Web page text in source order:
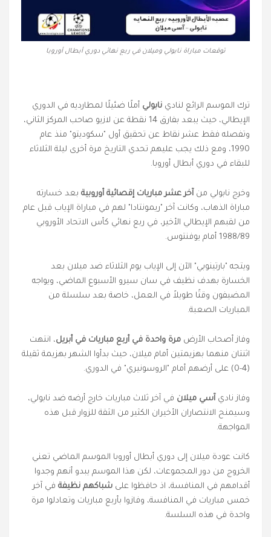
توقعات مباراة نابولي وميلان في ربع نهائي دوري أبطال أوروبا
ترك الموسم الرائع لنادي نابولي أملًا ضئيلًا لمطارديه في الدوري
الإيطالي، حيث يبعد بفارق 14 نقطة عن لازيو صاحب المركز الثاني،
وتفصله فقط عشر نقاط عن تحقيق أول "سكوديتو" منذ عام
1990، ومع ذلك يجب عليهم تحدي التاريخ مرة أخرى ليلة الثلاثاء
للبقاء في دوري أبطال أوروبا.
وخرج نابولي من آخر عشر مباريات إقصائية أوروبية بعد خسارته
مباراة الذهاب، وكانت آخر "ريمونتادا" لهم في مباراة الإياب قبل عام
من لقبهم الإيطالي الأخير، في ربع نهائي كأس الاتحاد الأوروبي
1988/89 أمام يوفنتوس.
ويتجه "بارتينوبي" الآن إلى الإياب يوم الثلاثاء ضد ميلان بعد
الخسارة بهدف نظيف في سان سيرو الأسبوع الماضي، ويواجه
المضيفون وقتًا طويلاً في العمل، خاصة بعد سلسلة من
المباريات الصعبة.
وفاز أصحاب الأرض مرة واحدة في أربع مباريات في أبريل، انتهت
اثنتان منهما بهزيمتين أمام ميلان، حيث بدأوا الشهر بهزيمة ثقيلة
(4-0) على أرضهم أمام "الروسونيري" في الدوري.
وفاز نادي آسي ميلان في آخر ثلاث مباريات خارج أرضه ضد نابولي،
وسيمنح الانتصاران الأخيران الكثير من الثقة للزوار قبل هذه
المواجهة.
كانت عودة ميلان إلى دوري أبطال أوروبا الموسم الماضي تعني
الخروج من دور المجموعات، لكن هذا الموسم يبدو أنهم وجدوا
أقدامهم في المنافسة، اذ حافظوا على شباكهم نظيفة في آخر
خمس مباريات في المنافسة، وفازوا بأربع مباريات وتعادلوا مرة
واحدة في هذه السلسة.